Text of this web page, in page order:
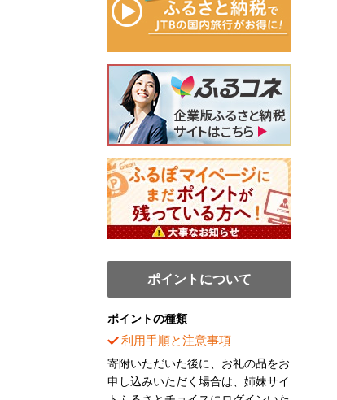
ポイントについて
ポイントの種類
利用手順と注意事項
寄附いただいた後に、お礼の品をお
申し込みいただく場合は、姉妹サイ